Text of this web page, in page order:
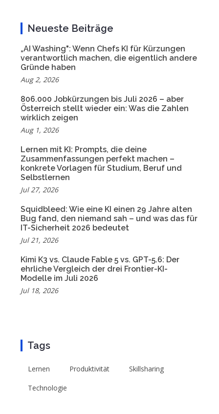
Neueste Beiträge
„AI Washing": Wenn Chefs KI für Kürzungen
verantwortlich machen, die eigentlich andere
Gründe haben
Aug 2, 2026
806.000 Jobkürzungen bis Juli 2026 – aber
Österreich stellt wieder ein: Was die Zahlen
wirklich zeigen
Aug 1, 2026
Lernen mit KI: Prompts, die deine
Zusammenfassungen perfekt machen –
konkrete Vorlagen für Studium, Beruf und
Selbstlernen
Jul 27, 2026
Squidbleed: Wie eine KI einen 29 Jahre alten
Bug fand, den niemand sah – und was das für
IT-Sicherheit 2026 bedeutet
Jul 21, 2026
Kimi K3 vs. Claude Fable 5 vs. GPT-5.6: Der
ehrliche Vergleich der drei Frontier-KI-
Modelle im Juli 2026
Jul 18, 2026
Tags
Lernen Produktivität Skillsharing
Technologie